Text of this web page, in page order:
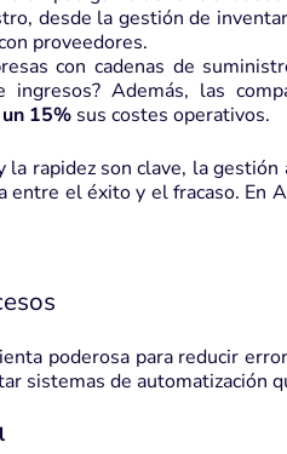
desde la gestión de
proveedores.
con cadenas de
ingresos? Además, las
15%sus costes operativos.
la rapidez son clave, la
el éxito y el fracaso. En
poderosa para reducir
sistemas de automatización